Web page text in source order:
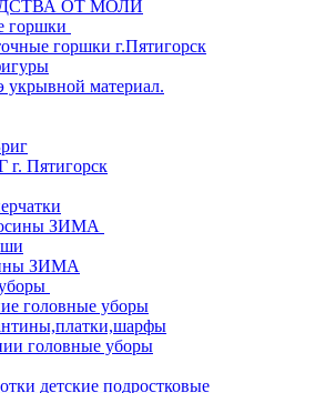
ОТ МОЛИ
горшки
горшки г.Пятигорск
укрывной материал.
Пятигорск
ЗИМА
ЗИМА
головные уборы
головные уборы
детские подростковые